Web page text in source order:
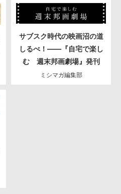
サブスク時代の映画沼の道
しるべ！――『自宅で楽し
む 週末邦画劇場』発刊
ミシマガ編集部